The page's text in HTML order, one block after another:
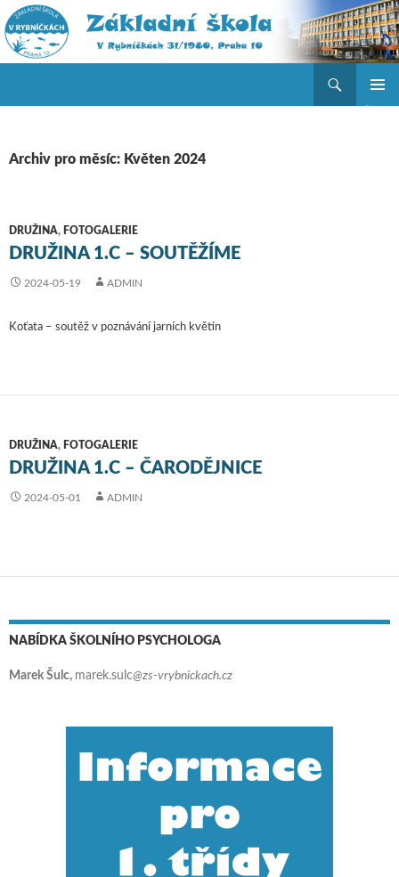
Archiv pro měsíc: Květen 2024
DRUŽINA, FOTOGALERIE
DRUŽINA 1.C – SOUTĚŽÍME
2024-05-19 ADMIN
Koťata – soutěž v poznávání jarních květin
DRUŽINA, FOTOGALERIE
DRUŽINA 1.C – ČARODĚJNICE
2024-05-01 ADMIN
NABÍDKA ŠKOLNÍHO PSYCHOLOGA
Marek Šulc, marek.sulc@zs-vrybnickach.cz